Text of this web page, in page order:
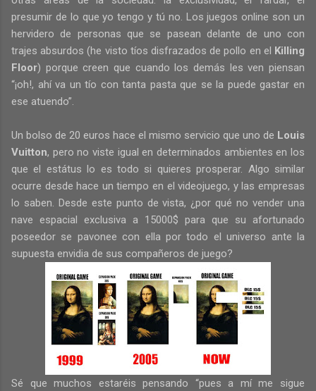
presumir de lo que yo tengo y tú no. Los juegos online son un
hervidero de personas que se pasean delante de uno con
trajes absurdos (he visto tíos disfrazados de pollo en el Killing
Floor) porque creen que cuando los demás les ven piensan
“¡oh!, ahí va un tío con tanta pasta que se la puede gastar en
ese atuendo”.
Un bolso de 20 euros hace el mismo servicio que uno de Louis
Vuitton, pero no viste igual en determinados ambientes en los
que el estátus lo es todo si quieres prosperar. Algo similar
ocurre desde hace un tiempo en el videojuego, y las empresas
lo saben. Desde este punto de vista, ¿por qué no vender una
nave espacial exclusiva a 15000$ para que su afortunado
poseedor se pavonee con ella por todo el universo ante la
supuesta envidia de sus compañeros de juego?
Sé que muchos estaréis pensando “pues a mí me sigue